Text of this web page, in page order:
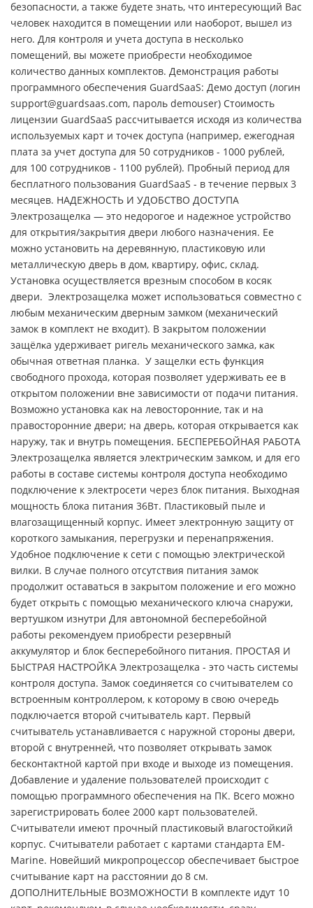
безопасности, а также будете знать, что интересующий Вас
человек находится в помещении или наоборот, вышел из
него. Для контроля и учета доступа в несколько
помещений, вы можете приобрести необходимое
количество данных комплектов. Демонстрация работы
программного обеспечения GuardSaaS: Демо доступ (логин
support@guardsaas.com, пароль demouser) Стоимость
лицензии GuardSaaS рассчитывается исходя из количества
используемых карт и точек доступа (например, ежегодная
плата за учет доступа для 50 сотрудников - 1000 рублей,
для 100 сотрудников - 1100 рублей). Пробный период для
бесплатного пользования GuardSaaS - в течение первых 3
месяцев. НАДЕЖНОСТЬ И УДОБСТВО ДОСТУПА
Электрозащелка — это недорогое и надежное устройство
для открытия/закрытия двери любого назначения. Ее
можно установить на деревянную, пластиковую или
металлическую дверь в дом, квартиру, офис, склад.
Установка осуществляется врезным способом в косяк
двери. Электрозащелка может использоваться совместно с
любым механическим дверным замком (механический
замок в комплект не входит). B закрытом положении
зaщёлĸa yдepживaeт ригель механического зaмĸa, ĸaĸ
обычная ответная плaнĸa. У защелки есть функция
свободного прохода, которая позволяет удерживать ее в
открытом положении вне зависимости от подачи питания.
Возможно установка как на левосторонние, так и на
правосторонние двери; на дверь, которая открывается как
наружу, так и внутрь помещения. БЕСПЕРЕБОЙНАЯ РАБОТА
Электрозащелка является электрическим замком, и для его
работы в составе системы контроля доступа необходимо
подключение к электросети через блок питания. Выходная
мощность блока питания 36Вт. Пластиковый пыле и
влагозащищенный корпус. Имеет электронную защиту от
короткого замыкания, перегрузки и перенапряжения.
Удобное подключение к сети с помощью электрической
вилки. В случае полного отсутствия питания замок
продолжит оставаться в закрытом положение и его можно
будет открыть с помощью механического ключа снаружи,
вертушком изнутри Для автономной бесперебойной
работы рекомендуем приобрести резервный
аккумулятор и блок бесперебойного питания. ПРОСТАЯ И
БЫСТРАЯ НАСТРОЙКА Электрозащелка - это часть системы
контроля доступа. Замок соединяется со считывателем со
встроенным контроллером, к которому в свою очередь
подключается второй считыватель карт. Первый
считыватель устанавливается с наружной стороны двери,
второй с внутренней, что позволяет открывать замок
бесконтактной картой при входе и выходе из помещения.
Добавление и удаление пользователей происходит с
помощью программного обеспечения на ПК. Всего можно
зарегистрировать более 2000 карт пользователей.
Считыватели имеют прочный пластиковый влагостойкий
корпус. Считыватели работает с картами стандарта EM-
Marine. Новейший микропроцессор обеспечивает быстрое
считывание карт на расстоянии до 8 см.
ДОПОЛНИТЕЛЬНЫЕ ВОЗМОЖНОСТИ В комплекте идут 10